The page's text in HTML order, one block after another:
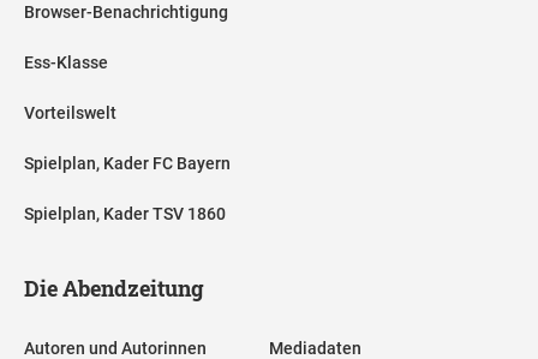
Browser-Benachrichtigung
Ess-Klasse
Vorteilswelt
Spielplan, Kader FC Bayern
Spielplan, Kader TSV 1860
Die Abendzeitung
Autoren und Autorinnen Mediadaten